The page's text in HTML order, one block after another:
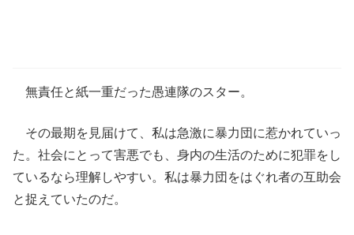
無責任と紙一重だった愚連隊のスター。
その最期を見届けて、私は急激に暴力団に惹かれていっ
た。社会にとって害悪でも、身内の生活のために犯罪をし
ているなら理解しやすい。私は暴力団をはぐれ者の互助会
と捉えていたのだ。